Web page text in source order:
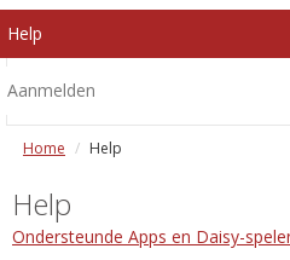
Help
Aanmelden
Home Help
Help
Ondersteunde Apps en Daisy-